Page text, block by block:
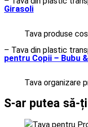
Girasoli
Tava produse
– Tava din plastic
pentru Copii – Bubu
Tava organizare
S-ar putea să-